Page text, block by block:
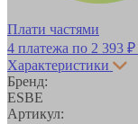
Плати частями
4 платежа по 2 393 ₽
Характеристики
Бренд:
ESBE
Артикул: